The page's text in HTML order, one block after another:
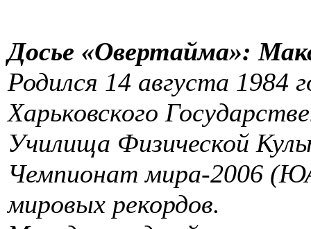
Досье «Овертайма»:
Родился 14 августа 1984
Харьковского
Училища Физической
Чемпионат мира-2006
мировых рекордов.